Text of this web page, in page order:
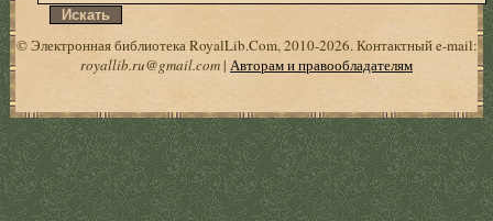
© Электронная библиотека RoyalLib.Com, 2010-2026. Контактный e-mail:
royallib.ru@gmail.com| Авторам и правообладателям